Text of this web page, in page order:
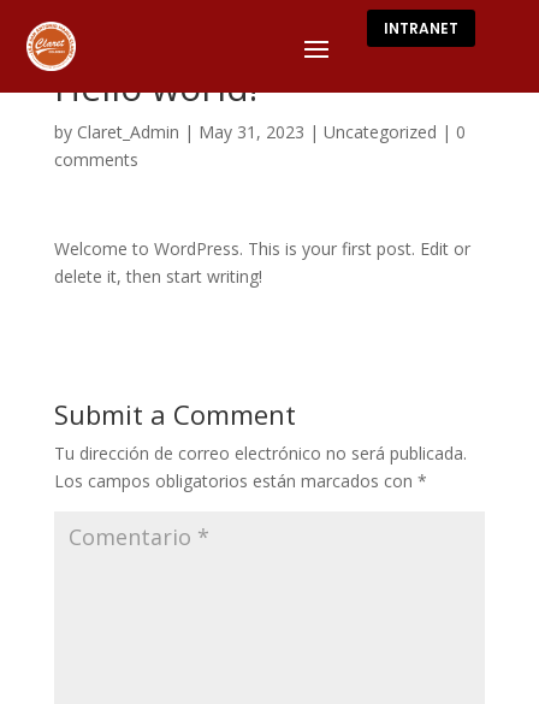
INTRANET
Hello world!
by Claret_Admin | May 31, 2023 | Uncategorized | 0
comments
Welcome to WordPress. This is your first post. Edit or
delete it, then start writing!
Submit a Comment
Tu dirección de correo electrónico no será publicada.
Los campos obligatorios están marcados con *